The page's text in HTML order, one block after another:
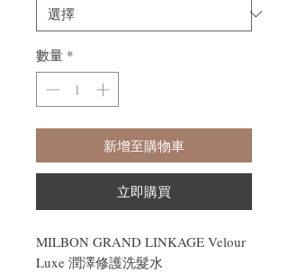
數量 *
新增至購物車
立即購買
MILBON GRAND LINKAGE Velour
Luxe 潤澤修護洗髮水